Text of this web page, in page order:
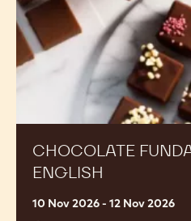
CHOCOLATE
ENGLISH
10 Nov 2026 - 12 Nov 2026